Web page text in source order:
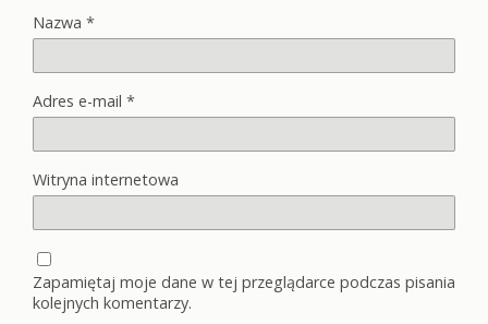
Nazwa *
Adres e-mail *
Witryna internetowa
Zapamiętaj moje dane w tej przeglądarce podczas pisania
kolejnych komentarzy.